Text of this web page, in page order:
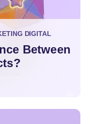
DIGITAL
Between